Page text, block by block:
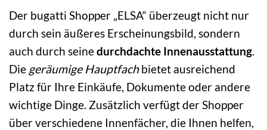
Der bugatti Shopper „ELSA“ überzeugt nicht nur
durch sein äußeres Erscheinungsbild, sondern
auch durch seinedurchdachte Innenausstattung.
Die geräumige Hauptfachbietet ausreichend
Platz für Ihre Einkäufe, Dokumente oder andere
wichtige Dinge. Zusätzlich verfügt der Shopper
über verschiedene Innenfächer, die Ihnen helfen,